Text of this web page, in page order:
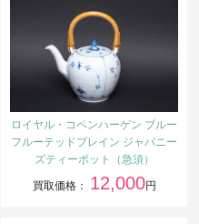
ロイヤル・コペンハーゲン ブルー
フルーテッドプレイン ジャパニー
ズティーポット（急須）
買取価格： 12,000円